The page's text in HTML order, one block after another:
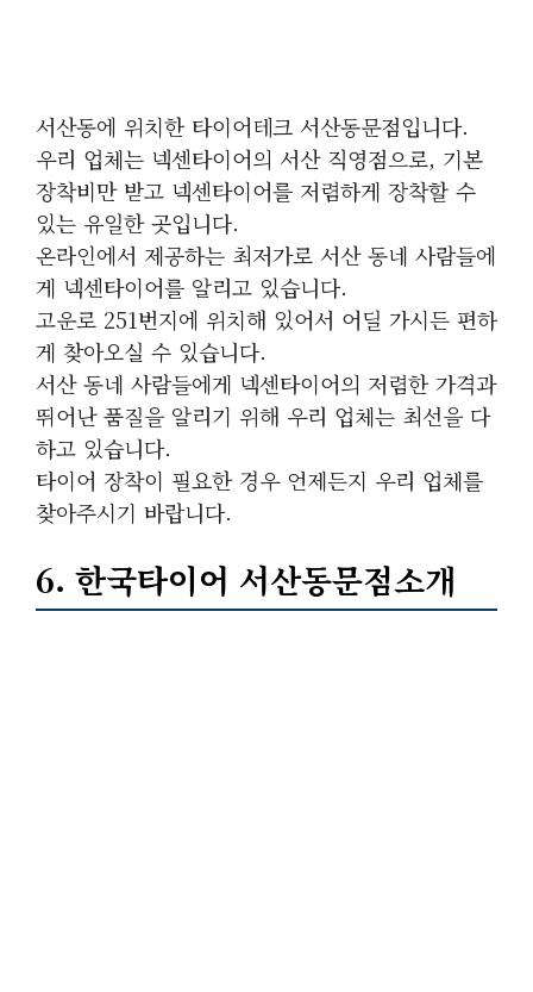
서산동에 위치한 타이어테크 서산동문점입니다.
우리 업체는 넥센타이어의 서산 직영점으로, 기본
장착비만 받고 넥센타이어를 저렴하게 장착할 수
있는 유일한 곳입니다.
온라인에서 제공하는 최저가로 서산 동네 사람들에
게 넥센타이어를 알리고 있습니다.
고운로 251번지에 위치해 있어서 어딜 가시든 편하
게 찾아오실 수 있습니다.
서산 동네 사람들에게 넥센타이어의 저렴한 가격과
뛰어난 품질을 알리기 위해 우리 업체는 최선을 다
하고 있습니다.
타이어 장착이 필요한 경우 언제든지 우리 업체를
찾아주시기 바랍니다.
6. 한국타이어 서산동문점소개